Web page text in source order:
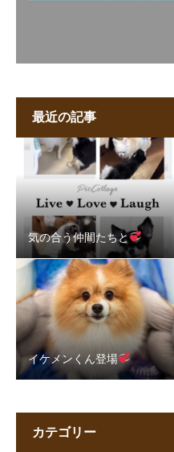
最近の記事
気の合う仲間たちと
イケメンくん登場
カテゴリー